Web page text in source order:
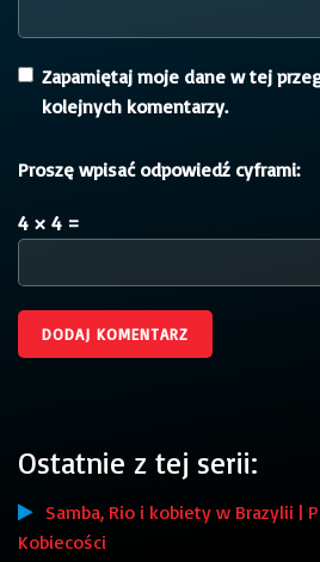
Zapamiętaj moje dane w tej
kolejnych komentarzy.
Proszę wpisać odpowiedź cyframi:
4 × 4 =
Ostatnie z tej serii:
Samba, Rio i kobiety w Brazylii |
Kobiecości